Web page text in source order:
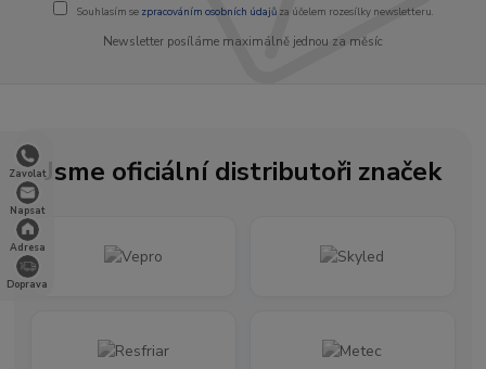
Zavolat
Napsat
Adresa
Doprava
Souhlasím se zpracováním osobních údajůza účelem rozesílky newsletteru.
Newsletter posíláme maximálně jednou za měsíc
Jsme oficiální distributoři značek